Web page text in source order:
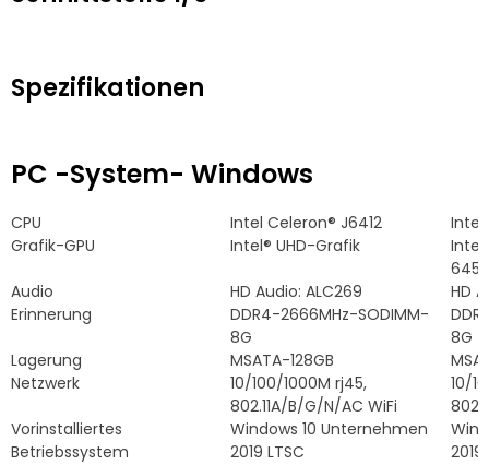
Spezifikationen
PC -System- Windows
CPU Intel Celeron® J6412
Grafik-GPU
Intel® UHD-Grafik
645
Audio
HD Audio: ALC269
HD
Erinnerung
DDR4-2666MHz-SODIMM-
8G
8G
Lagerung
MSATA-128GB
Netzwerk
10/100/1000M rj45,
802.11A/B/G/N/AC WiFi
10/
Vorinstalliertes
Betriebssystem
Windows 10 Unternehmen
2019 LTSC
2019